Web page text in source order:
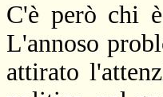
C'è però chi
L'annoso
attirato